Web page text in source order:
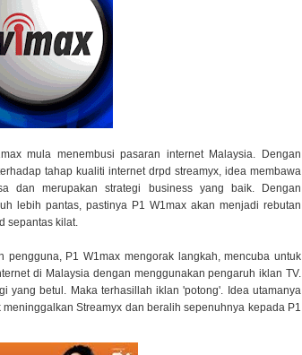
mula menembusi pasaran internet Malaysia. Dengan
tahap kualiti internet drpd streamyx, idea membawa
dan merupakan strategi business yang baik. Dengan
lebih pantas, pastinya P1 W1max akan menjadi rebutan
sepantas kilat.
pengguna, P1 W1max mengorak langkah, mencuba untuk
di Malaysia dengan menggunakan pengaruh iklan TV.
yang betul. Maka terhasillah iklan 'potong'. Idea utamanya
Streamyx dan beralih sepenuhnya kepada P1